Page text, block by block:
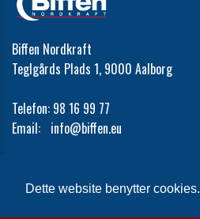
Dette website benytter cookies.
Biffen Nordkraft
Teglgårds Plads 1, 9000 Aalborg
Telefon: 98 16 99 77
Email: info@biffen.eu